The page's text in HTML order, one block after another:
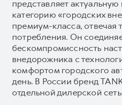
представляет
категорию «городских
премиум-класса, отвечая
потребления. Он
бескомпромиссность
внедорожника с
комфортом городского
день. В России бренд
отдельной дилерской